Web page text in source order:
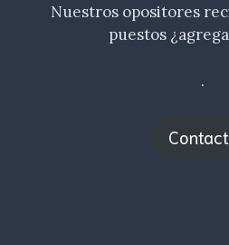
Nuestros opositores
puestos
.